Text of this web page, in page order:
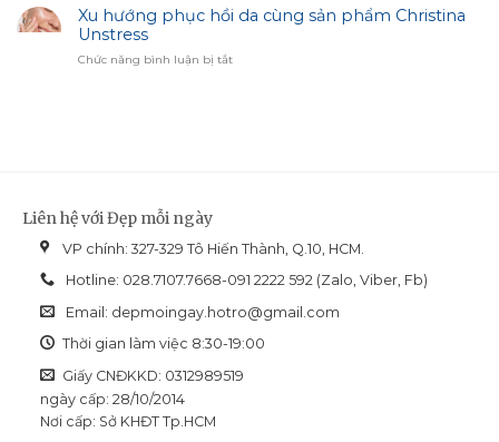
Diện
da
và
Skincare
Giải
Xu hướng phục hồi da cùng sản phẩm Christina
Unstress
Chức năng bình luận bị tắtở
Liên hệ với Đẹp mỗi ngày
VP chính: 327-329 Tô Hiến Thành, Q.10, HCM.
Hotline: 028.7107.7668-091 2222 592 (Zalo, Viber, Fb)
Email: depmoingay.hotro@gmail.com
Thời gian làm việc 8:30-19:00
Giấy CNĐKKD: 0312989519
ngày cấp: 28/10/2014
Nơi cấp: Sở KHĐT Tp.HCM